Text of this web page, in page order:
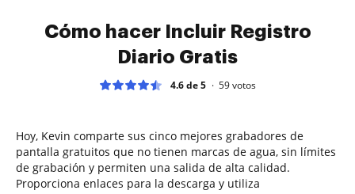
Cómo hacer Incluir Registro
Diario Gratis
4.6 de 5 59votos
Hoy, Kevin comparte sus cinco mejores grabadores de
pantalla gratuitos que no tienen marcas de agua, sin límites
de grabación y permiten una salida de alta calidad.
Proporciona enlaces para la descarga y utiliza